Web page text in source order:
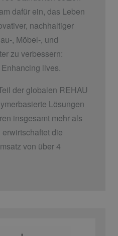
dafür ein, das Leben
nachhaltiger
, Möbel-, und
zu verbessern:
lives.
der globalen REHAU
Lösungen
insgesamt mehr als
die
von über 4